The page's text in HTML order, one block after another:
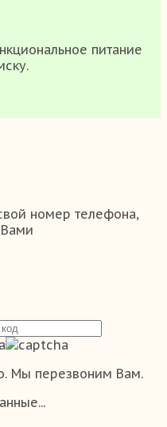
питание
номер телефона,
Мы перезвоним Вам.